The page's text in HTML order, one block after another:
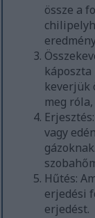
össze a
keverjük
meg
vagy
Hűtés:
erjedési
erjedést.